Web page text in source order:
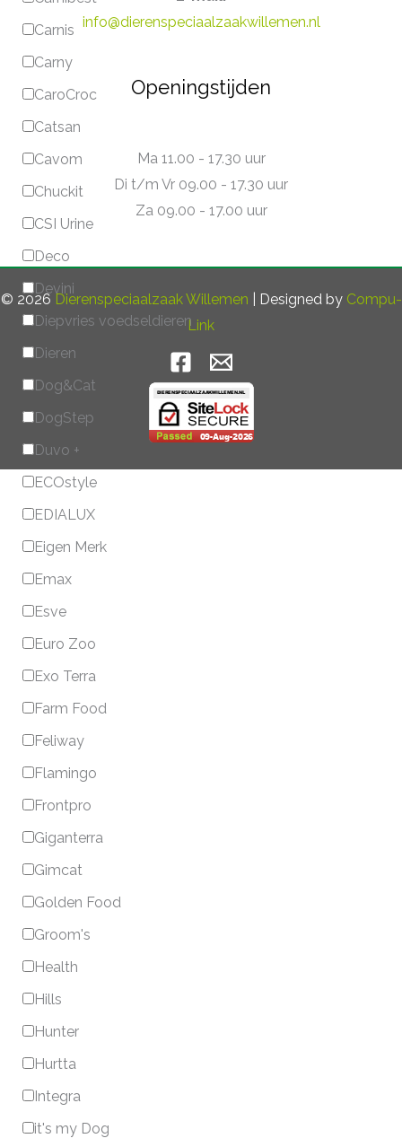
Carnis
Carny
CaroCroc
Catsan
Cavom
Chuckit
CSI Urine
Deco
Devini
Diepvries voedseldieren
Dieren
Dog&Cat
DogStep
Duvo +
ECOstyle
EDIALUX
Eigen Merk
Emax
Esve
Euro Zoo
Exo Terra
Farm Food
Feliway
Flamingo
Frontpro
Giganterra
Gimcat
Golden Food
Groom's
Health
Hills
Hunter
Hurtta
Integra
it's my Dog
info@dierenspeciaalzaakwillemen.nl
Openingstijden
Ma 11.00 - 17.30 uur
Di t/m Vr 09.00 - 17.30 uur
Za 09.00 - 17.00 uur
© 2026 Dierenspeciaalzaak Willemen | Designed by Compu-
Link